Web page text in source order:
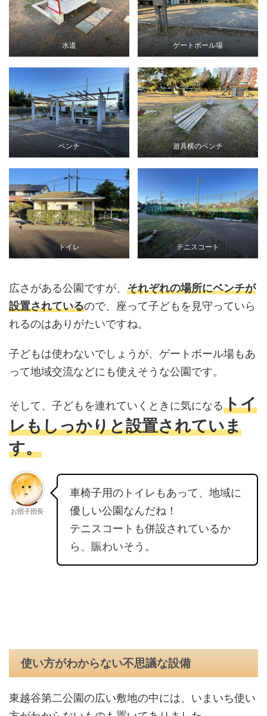
水道 ゲートボール場
ベンチ 遊具横のベンチ
トイレ テニスコート
広さがある公園ですが、 それぞれの場所にベンチが
設置されているので、座って子どもを見守っていら
れるのはありがたいですね。
子どもは使わないでしょうが、ゲートボール場もあ
って地域交流などにも使えそうな公園です。
そして、子どもを連れていくときに気になるトイ
レもしっかりと設置されていま
す。
お団子団長
車椅子用のトイレもあって、地域に
優しい公園なんだね！
テニスコートも併設されているか
ら、賑わいそう。
使い方がわからない不思議な設備
東越谷第二公園の広い敷地の中には、いまいち使い